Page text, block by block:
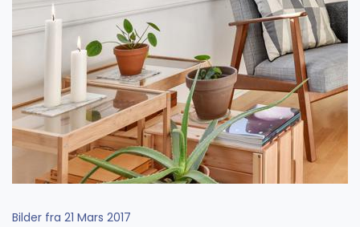
Bilder fra 21 Mars 2017